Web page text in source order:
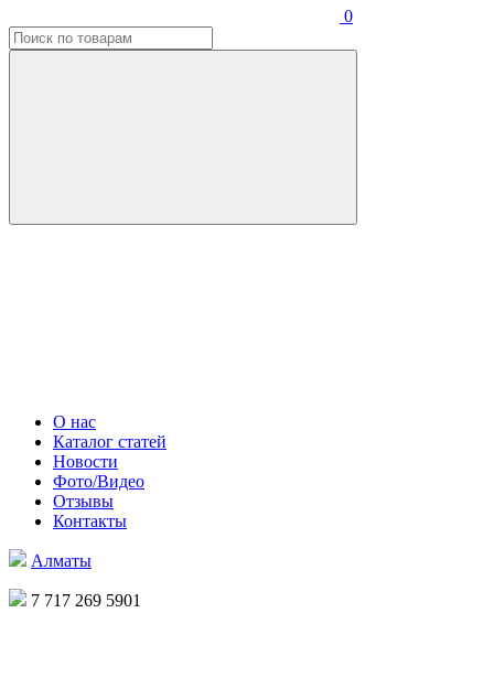
0
О нас
Каталог статей
Новости
Фото/Видео
Отзывы
Контакты
Алматы
7 717 269 5901